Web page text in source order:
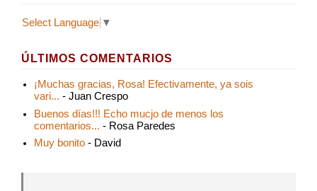
Select Language ▼
ÚLTIMOS COMENTARIOS
¡Muchas gracias, Rosa! Efectivamente, ya sois
vari... - Juan Crespo
Buenos días!!! Echo mucjo de menos los
comentarios... - Rosa Paredes
Muy bonito - David